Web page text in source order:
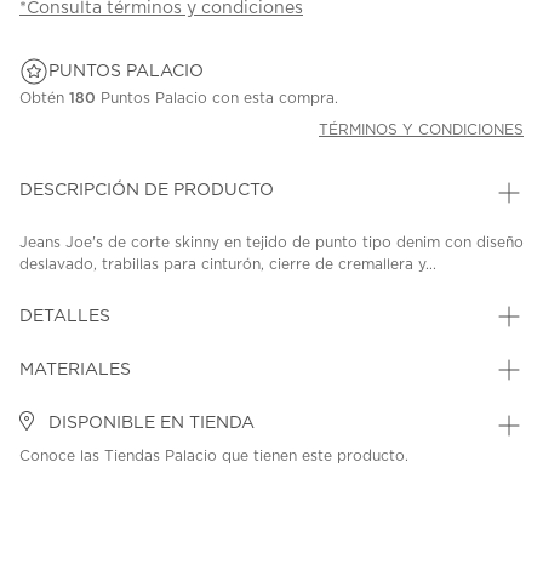
*Consulta términos y condiciones
PUNTOS PALACIO
Obtén 180 Puntos Palacio con esta compra.
TÉRMINOS Y CONDICIONES
DESCRIPCIÓN DE PRODUCTO
Jeans Joe's de corte skinny en tejido de punto tipo denim con diseño
deslavado, trabillas para cinturón, cierre de cremallera y...
DETALLES
MATERIALES
DISPONIBLE EN TIENDA
Conoce las Tiendas Palacio que tienen este producto.